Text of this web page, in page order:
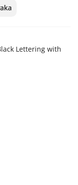
Lettering with